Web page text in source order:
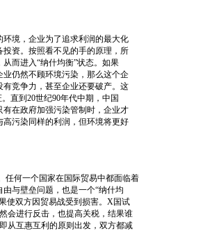
境，企业为了追求利润的最大化
投资。按照看不见的手的原理，所
而进入“纳什均衡”状态。如果
仍然不顾环境污染，那么这个企
竞争力，甚至企业还要破产。这
直到20世纪90年代中期，中国
在政府加强污染管制时，企业才
污染同样的利润，但环境将更好
何一个国家在国际贸易中都面临着
与壁垒问题，也是一个“纳什均
使双方因贸易战受到损害。X国试
会进行反击，也提高关税，结果谁
从互惠互利的原则出发，双方都减